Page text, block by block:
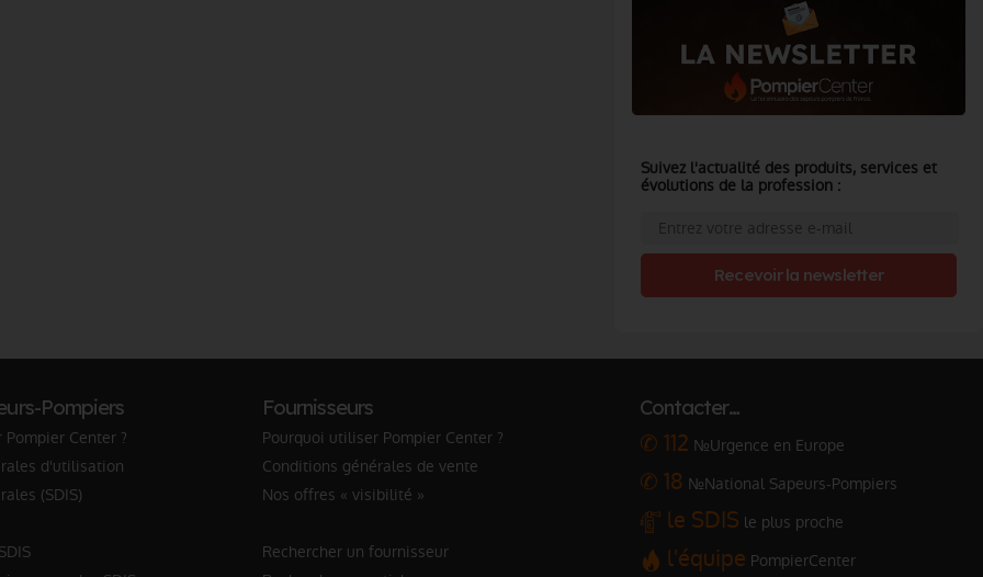
Suivez l'actualité des produits, services et
évolutions de la profession :
Recevoir la newsletter
Pompiers
Center ?
d'utilisation
(SDIS)
Fournisseurs
Pourquoi utiliser Pompier Center ?
Conditions générales de vente
Nos offres « visibilité »
Rechercher un fournisseur
Contacter…
✆ 112 №Urgence en Europe
✆ 18 №National Sapeurs-Pompiers
le SDIS le plus proche
l'équipe PompierCenter